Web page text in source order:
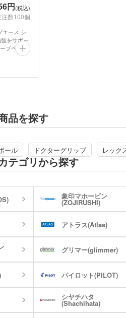
円(税込)
数100個
ース シ
をサポー
プペンシ
にはフィ
軽減しま
お知らせ
忘れを防
る「フレ
てもすぐ
ロゴや学
品を探す
ール ドクターグリップ レック
テゴリから探す
象印マホービン
(ZOJIRUSHI)
アトラス(Atlas)
グリマー(glimmer)
パイロット(PILOT)
シヤチハタ
(Shachihata)
ンド
ス
ット
プーン
スティ
ドライバー・工具
健康グッズ
マスクケース
ッズ
ナル印
マスク(既製品)
レジャーシート・
マルチツール・双眼
カー用品
氷の
ハンディファン・
扇風機
ノベルティうちわ
子）
ト ノベルティブラン